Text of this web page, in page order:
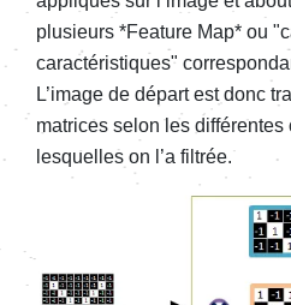
plusieurs *Feature Map* ou
caractéristiques"
L’image de départ est donc
matrices selon les
lesquelles on l’a filtrée.